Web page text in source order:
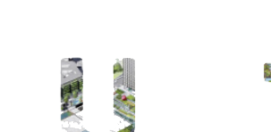
T / Tunisie /
Terra Botanica
/ Tropiques